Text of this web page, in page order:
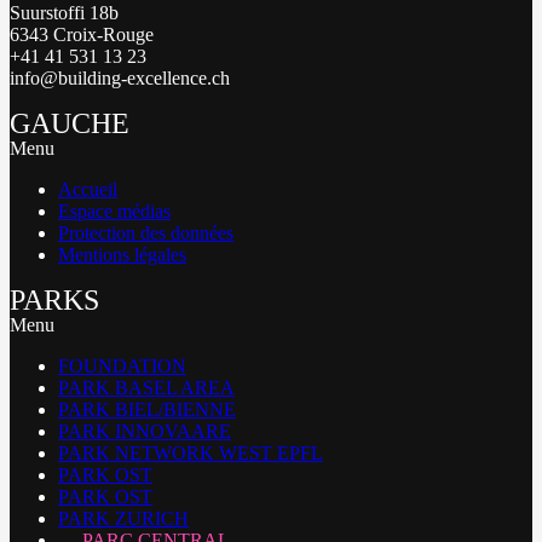
Suurstoffi 18b
6343 Croix-Rouge
+41 41 531 13 23
info@building-excellence.ch
GAUCHE
Menu
Accueil
Espace médias
Protection des données
Mentions légales
PARKS
Menu
FOUNDATION
PARK BASEL AREA
PARK BIEL/BIENNE
PARK INNOVAARE
PARK NETWORK WEST EPFL
PARK OST
PARK OST
PARK ZURICH